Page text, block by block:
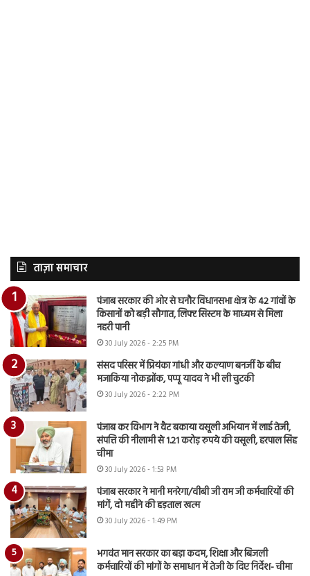
ताज़ा समाचार
पंजाब सरकार की ओर से घनौर विधानसभा क्षेत्र के 42 गांवों के
किसानों को बड़ी सौगात, लिफ्ट सिस्टम के माध्यम से मिला
नहरी पानी
30 July 2026 - 2:25 PM
संसद परिसर में प्रियंका गांधी और कल्याण बनर्जी के बीच
मजाकिया नोकझोंक, पप्पू यादव ने भी ली चुटकी
30 July 2026 - 2:22 PM
पंजाब कर विभाग ने वैट बकाया वसूली अभियान में लाई तेजी,
संपत्ति की नीलामी से 1.21 करोड़ रुपये की वसूली, हरपाल सिंह
चीमा
30 July 2026 - 1:53 PM
पंजाब सरकार ने मानी मनरेगा/वीबी जी राम जी कर्मचारियों की
मांगें, दो महीने की हड़ताल खत्म
30 July 2026 - 1:49 PM
भगवंत मान सरकार का बड़ा कदम, शिक्षा और बिजली
कर्मचारियों की मांगों के समाधान में तेजी के दिए निर्देश- चीमा